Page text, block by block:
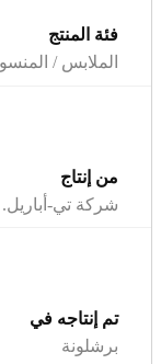
فئة المنتج
الملابس /
من إنتاج
شركة تي-أباريل.
تم إنتاجه في
برشلونة